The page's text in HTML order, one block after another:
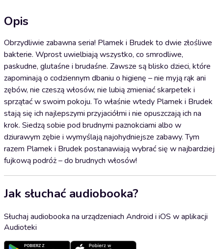
Opis
Obrzydliwie zabawna seria! Plamek i Brudek to dwie złośliwe
bakterie. Wprost uwielbiają wszystko, co smrodliwe,
paskudne, glutaśne i brudaśne. Zawsze są blisko dzieci, które
zapominają o codziennym dbaniu o higienę – nie myją rąk ani
zębów, nie czeszą włosów, nie lubią zmieniać skarpetek i
sprzątać w swoim pokoju. To właśnie wtedy Plamek i Brudek
stają się ich najlepszymi przyjaciółmi i nie opuszczają ich na
krok. Siedzą sobie pod brudnymi paznokciami albo w
dziurawym zębie i wymyślają najohydniejsze zabawy. Tym
razem Plamek i Brudek postanawiają wybrać się w najbardziej
fujkową podróż – do brudnych włosów!
Jak słuchać audiobooka?
Słuchaj audiobooka na urządzeniach Android i iOS w aplikacji
Audioteki